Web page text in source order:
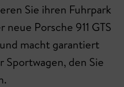
Sie ihren Fuhrpark
Porsche 911 GTS
macht garantiert
Sportwagen, den Sie